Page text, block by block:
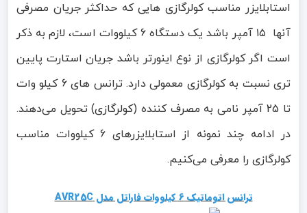
استابلایزر مناسب کولرگازی هایی که حداکثر جریان مصرفی
آنها ۱۵ آمپر باشد یک دستگاه 6 کیلووات است، لازم به ذکر
است اگر کولرگازی از نوع اینورتر باشد جریان استارت پایین
تری نسبت به کولرگازی معمولی دارد. ترانس های 6 کیلو وات
تا 25 آمپر نامی به مصرف کننده (کولرگازی) تحویل می‌دهند.
در ادامه چند نمونه از استابلایزرهای 6 کیلووات مناسب
کولرگازی را معرفی می‌کنیم.
ترانس اتوماتیک 6 کیلووات فاراتل مدل AVR25C